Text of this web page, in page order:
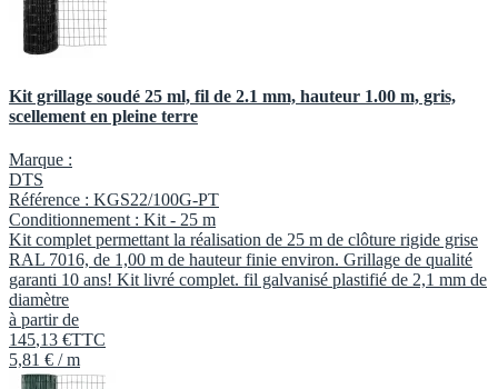
Kit grillage soudé 25 ml, fil de 2.1 mm, hauteur 1.00 m, gris,
scellement en pleine terre
Marque :
DTS
Référence : KGS22/100G-PT
Conditionnement : Kit - 25 m
Kit complet permettant la réalisation de 25 m de clôture rigide grise
RAL 7016, de 1,00 m de hauteur finie environ. Grillage de qualité
garanti 10 ans! Kit livré complet. fil galvanisé plastifié de 2,1 mm de
diamètre
à partir de
145,13 €TTC
5,81 € / m